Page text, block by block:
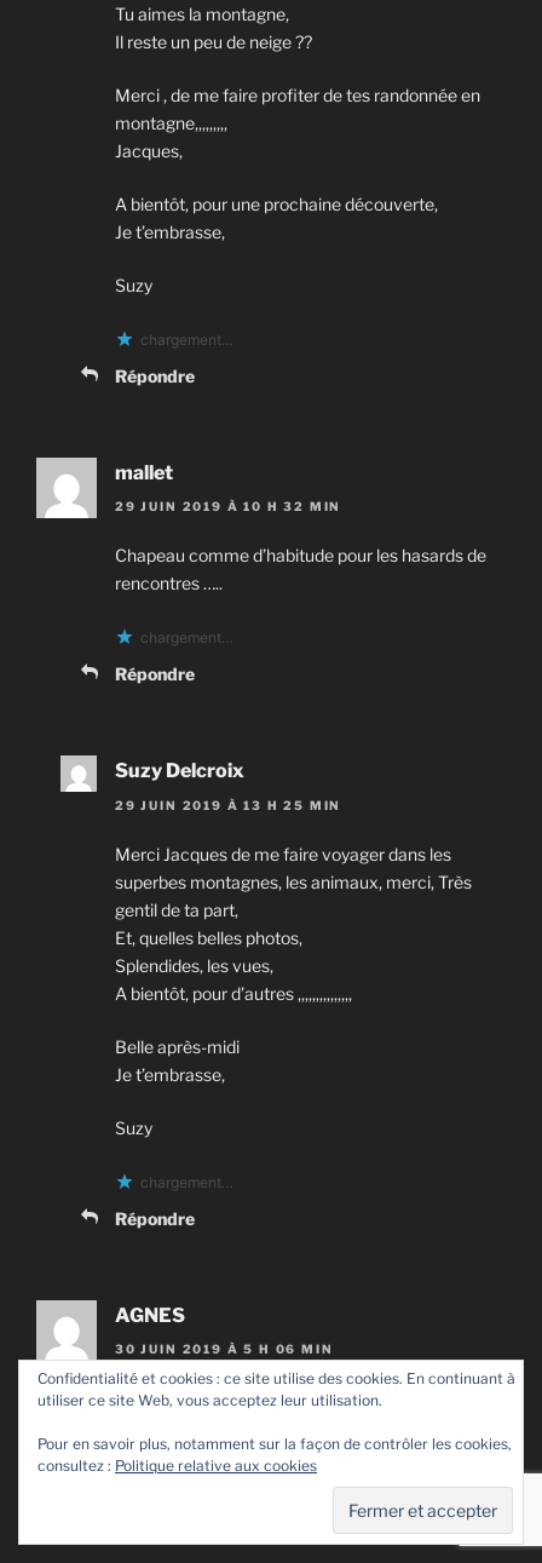
Tu aimes la montagne,
Il reste un peu de neige ??
Merci , de me faire profiter de tes randonnée en
montagne,,,,,,,,,
Jacques,
A bientôt, pour une prochaine découverte,
Je t’embrasse,
Suzy
chargement…
Répondre
mallet
29 JUIN 2019 À 10 H 32 MIN
Chapeau comme d’habitude pour les hasards de
rencontres …..
chargement…
Répondre
Suzy Delcroix
29 JUIN 2019 À 13 H 25 MIN
Merci Jacques de me faire voyager dans les
superbes montagnes, les animaux, merci, Très
gentil de ta part,
Et, quelles belles photos,
Splendides, les vues,
A bientôt, pour d’autres ,,,,,,,,,,,,,,,
Belle après-midi
Je t’embrasse,
Suzy
chargement…
Répondre
AGNES
30 JUIN 2019 À 5 H 06 MIN
fabuleux !
chargement…
Confidentialité et cookies : ce site utilise des cookies. En continuant à
utiliser ce site Web, vous acceptez leur utilisation.
Pour en savoir plus, notamment sur la façon de contrôler les cookies,
consultez : Politique relative aux cookies